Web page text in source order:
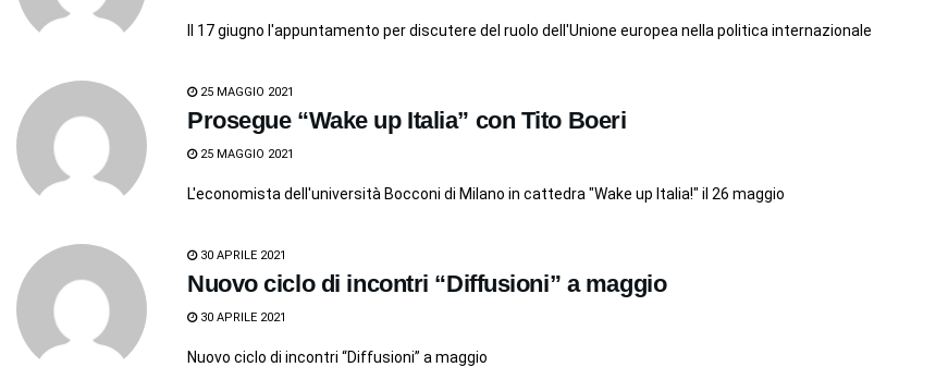
Il 17 giugno l'appuntamento per discutere del ruolo dell'Unione europea nella politica internazionale
25 MAGGIO 2021
Prosegue “Wake up Italia” con Tito Boeri
25 MAGGIO 2021
L'economista dell'università Bocconi di Milano in cattedra "Wake up Italia!" il 26 maggio
30 APRILE 2021
Nuovo ciclo di incontri “Diffusioni” a maggio
30 APRILE 2021
Nuovo ciclo di incontri “Diffusioni” a maggio